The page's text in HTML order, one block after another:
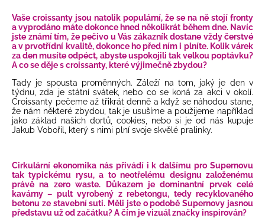
Vaše croissanty jsou natolik populární, že se na ně stojí fronty
a vyprodáno máte dokonce hned několikrát během dne. Navíc
jste známí tím, že pečivo u Vás zákazník dostane vždy čerstvé
a v prvotřídní kvalitě, dokonce ho před ním i plníte. Kolik várek
za den musíte odpéct, abyste uspokojili tak velkou poptávku?
A co se děje s croissanty, které výjimečně zbydou?
Tady je spousta proměnných. Záleží na tom, jaký je den v
týdnu, zda je státní svátek, nebo co se koná za akci v okolí.
Croissanty pečeme až třikrát denně a když se náhodou stane,
že nám některé zbydou, tak je usušíme a použijeme například
jako základ našich dortů, cookies, nebo si je od nás kupuje
Jakub Vobořil, který s nimi plní svoje skvělé pralinky.
Cirkulární ekonomika nás přivádí i k dalšímu pro Supernovu
tak typickému rysu, a to neotřelému designu založenému
právě na zero waste. Důkazem je dominantní prvek celé
kavárny – pult vyrobený z rebetongu, tedy recyklovaného
betonu ze stavební suti. Měli jste o podobě Supernovy jasnou
představu už od začátku? A čím je vizuál značky inspirován?